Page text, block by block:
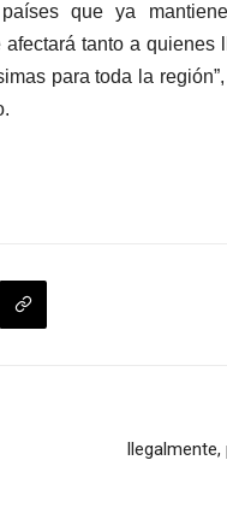
que ya
tanto a quienes
para toda la